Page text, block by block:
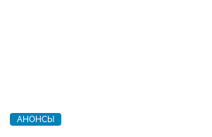
АНОНСЫ